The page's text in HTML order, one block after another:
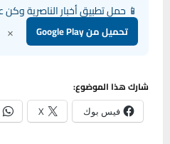
📱 حمل تطبيق أخبار الناصرية وكن
تحميل من Google Play ×
شارك هذا الموضوع:
فيس بوك X